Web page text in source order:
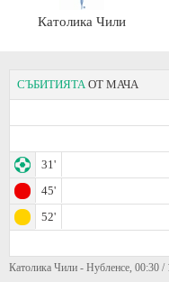
Католика Чили
СЪБИТИЯТА ОТ МАЧА
31'
45'
52'
Католика Чили - Нубленсе, 00:30 /